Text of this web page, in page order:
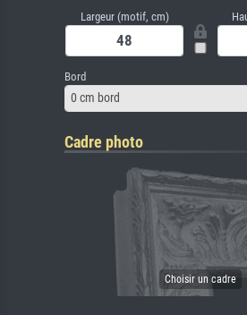
Largeur (motif, cm)
Bord
0 cm bord
Cadre photo